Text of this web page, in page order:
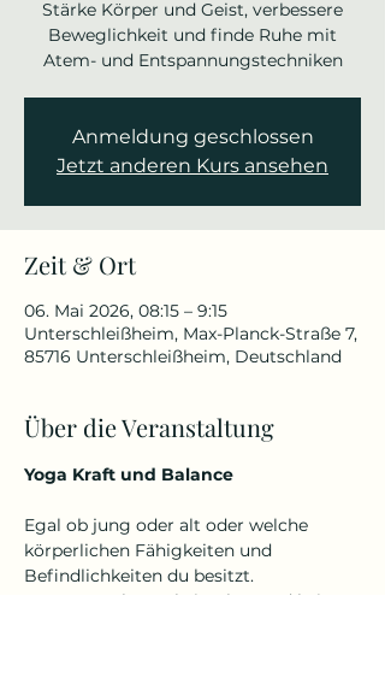
Stärke Körper und Geist, verbessere
Beweglichkeit und finde Ruhe mit
Atem- und Entspannungstechniken
Anmeldung geschlossen
Jetzt anderen Kurs ansehen
Zeit & Ort
06. Mai 2026, 08:15 – 9:15
Unterschleißheim, Max-Planck-Straße 7,
85716 Unterschleißheim, Deutschland
Über die Veranstaltung
Yoga Kraft und Balance
Egal ob jung oder alt oder welche
körperlichen Fähigkeiten und
Befindlichkeiten du besitzt.
Denn Yoga kennt kein Alter und keine